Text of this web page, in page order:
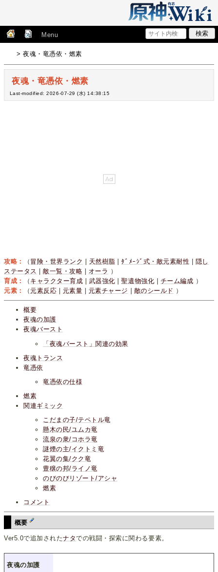
Menu
> 夜魂・竜憑依・燃素
夜魂・竜憑依・燃素
Last-modified: 2026-07-29 (水) 14:38:15
攻略： （ 冒険・世界ランク 天然樹脂 |ﾀﾞﾒｰｼﾞ式・敵元素耐性
隠し
ステータス
|敵一覧・攻略 オーラ ）
育成：
（ キャラクター育成 武器強化 |聖遺物強化 チーム編成 ）
元素：
（ 元素反応 元素量 元素チャージ 敵のシールド ）
概要
夜魂の加護
夜魂バースト
「夜魂バースト」関連の効果
夜魂トランス
竜憑依
竜憑依の仕様
燃素
関連ギミック
こだまの子/テペトル竜
懸木の民/ユムカ竜
流泉の衆/コホラ竜
謎煙の主/イクトミ竜
花翼の集/クク竜
豊穣の邦/ライノ竜
のびのびリゾート/アシャ
燃素
コメント
概要
Ver5.0で追加されたナタでの戦闘・探索に関わる要素。
夜魂の加護